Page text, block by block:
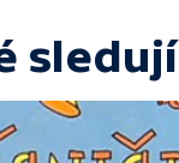
sledují